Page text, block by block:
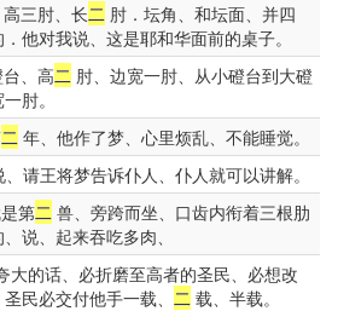
三肘、长二 肘．坛角、和坛面、并四
他对我说、这是耶和华面前的桌子。
、高二 肘、边宽一肘、从小磴台到大磴
肘。
二 年、他作了梦、心里烦乱、不能睡觉。
请王将梦告诉仆人、仆人就可以讲解。
第二 兽、旁跨而坐、口齿内衔着三根肋
说、起来吞吃多肉、
大的话、必折磨至高者的圣民、必想改
民必交付他手一载、 二载、半载。